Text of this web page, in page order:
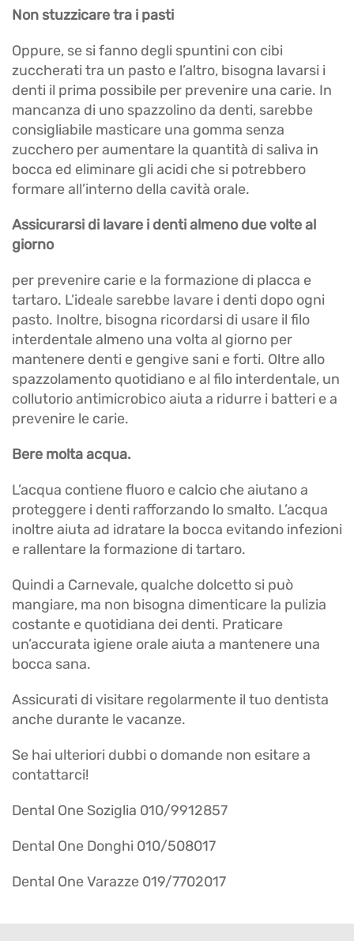
Non stuzzicare tra i pasti
Oppure, se si fanno degli spuntini con cibi
zuccherati tra un pasto e l’altro, bisogna lavarsi i
denti il prima possibile per prevenire una carie. In
mancanza di uno spazzolino da denti, sarebbe
consigliabile masticare una gomma senza
zucchero per aumentare la quantità di saliva in
bocca ed eliminare gli acidi che si potrebbero
formare all’interno della cavità orale.
Assicurarsi di lavare i denti almeno due volte al
giorno
per prevenire carie e la formazione di placca e
tartaro. L’ideale sarebbe lavare i denti dopo ogni
pasto. Inoltre, bisogna ricordarsi di usare il filo
interdentale almeno una volta al giorno per
mantenere denti e gengive sani e forti. Oltre allo
spazzolamento quotidiano e al filo interdentale, un
collutorio antimicrobico aiuta a ridurre i batteri e a
prevenire le carie.
Bere molta acqua.
L’acqua contiene fluoro e calcio che aiutano a
proteggere i denti rafforzando lo smalto. L’acqua
inoltre aiuta ad idratare la bocca evitando infezioni
e rallentare la formazione di tartaro.
Quindi a Carnevale, qualche dolcetto si può
mangiare, ma non bisogna dimenticare la pulizia
costante e quotidiana dei denti. Praticare
un’accurata igiene orale aiuta a mantenere una
bocca sana.
Assicurati di visitare regolarmente il tuo dentista
anche durante le vacanze.
Se hai ulteriori dubbi o domande non esitare a
contattarci!
Dental One Soziglia 010/9912857
Dental One Donghi 010/508017
Dental One Varazze 019/7702017